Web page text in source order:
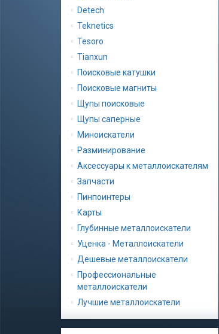
Detech
Teknetics
Tesoro
Tianxun
Поисковые катушки
Поисковые магниты
Щупы поисковые
Щупы саперные
Миноискатели
Разминирование
Аксессуары к металлоискателям
Запчасти
Пинпоинтеры
Карты
Глубинные металлоискатели
Уценка - Металлоискатели
Дешевые металлоискатели
Профессиональные
металлоискатели
Лучшие металлоискатели